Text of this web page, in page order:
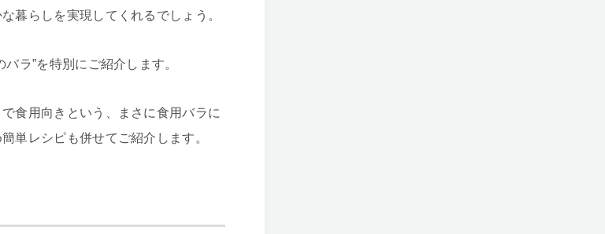
暮らしを実現してくれるでしょう。
ラ”を特別にご紹介します。
食用向きという、まさに食用バラに
単レシピも併せてご紹介します。